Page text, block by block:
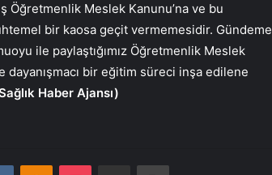
Öğretmenlik Meslek Kanunu’na ve bu
bir kaosa geçit vermemesidir. Gündeme
ile paylaştığımız Öğretmenlik Meslek
dayanışmacı bir eğitim süreci inşa edilene
Haber Ajansı)
VKontakteOdnoklassniki
Pocket E-Posta ile paylaş Yazdır